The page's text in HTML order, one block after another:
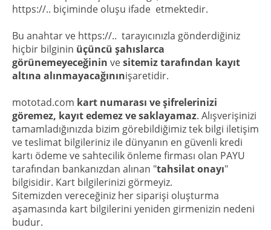
https://.. biçiminde oluşu ifade etmektedir.
Bu anahtar ve https://.. tarayıcınızla gönderdiğiniz
hiçbir bilginin üçüncü şahıslarca
görünemeyeceğinin vesitemiz tarafından kayıt
altına alınmayacağınınişaretidir.
mototad.com kart numarası ve şifrelerinizi
göremez, kayıt edemez ve saklayamaz. Alışverişinizi
tamamladığınızda bizim görebildiğimiz tek bilgi iletişim
ve teslimat bilgileriniz ile dünyanın en güvenli kredi
kartı ödeme ve sahtecilik önleme firması olan PAYU
tarafından bankanızdan alınan "tahsilat onayı"
bilgisidir. Kart bilgilerinizi görmeyiz.
Sitemizden vereceğiniz her siparişi oluşturma
aşamasında kart bilgilerini yeniden girmenizin nedeni
budur.